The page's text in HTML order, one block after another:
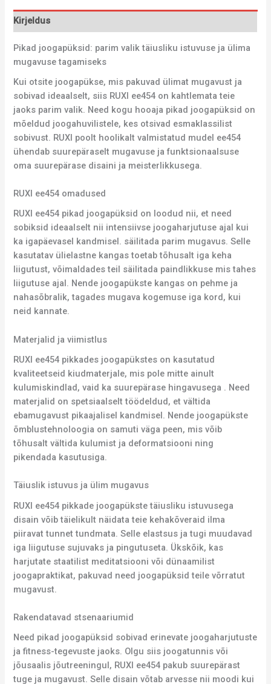
Kirjeldus
Pikad joogapüksid: parim valik täiusliku istuvuse ja ülima
mugavuse tagamiseks
Kui otsite joogapükse, mis pakuvad ülimat mugavust ja
sobivad ideaalselt, siis RUXI ee454 on kahtlemata teie
jaoks parim valik. Need kogu hooaja pikad joogapüksid on
mõeldud joogahuvilistele, kes otsivad esmaklassilist
sobivust. RUXI poolt hoolikalt valmistatud mudel ee454
ühendab suurepäraselt mugavuse ja funktsionaalsuse
oma suurepärase disaini ja meisterlikkusega.
RUXI ee454 omadused
RUXI ee454 pikad joogapüksid on loodud nii, et need
sobiksid ideaalselt nii intensiivse joogaharjutuse ajal kui
ka igapäevasel kandmisel. säilitada parim mugavus. Selle
kasutatav ülielastne kangas toetab tõhusalt iga keha
liigutust, võimaldades teil säilitada paindlikkuse mis tahes
liigutuse ajal. Nende joogapükste kangas on pehme ja
nahasõbralik, tagades mugava kogemuse iga kord, kui
neid kannate.
Materjalid ja viimistlus
RUXI ee454 pikkades joogapükstes on kasutatud
kvaliteetseid kiudmaterjale, mis pole mitte ainult
kulumiskindlad, vaid ka suurepärase hingavusega . Need
materjalid on spetsiaalselt töödeldud, et vältida
ebamugavust pikaajalisel kandmisel. Nende joogapükste
õmblustehnoloogia on samuti väga peen, mis võib
tõhusalt vältida kulumist ja deformatsiooni ning
pikendada kasutusiga.
Täiuslik istuvus ja ülim mugavus
RUXI ee454 pikkade joogapükste täiusliku istuvusega
disain võib täielikult näidata teie kehakõveraid ilma
piiravat tunnet tundmata. Selle elastsus ja tugi muudavad
iga liigutuse sujuvaks ja pingutuseta. Ükskõik, kas
harjutate staatilist meditatsiooni või dünaamilist
joogapraktikat, pakuvad need joogapüksid teile võrratut
mugavust.
Rakendatavad stsenaariumid
Need pikad joogapüksid sobivad erinevate joogaharjutuste
ja fitness-tegevuste jaoks. Olgu siis joogatunnis või
jõusaalis jõutreeningul, RUXI ee454 pakub suurepärast
tuge ja mugavust. Selle disain võtab arvesse nii moodi kui